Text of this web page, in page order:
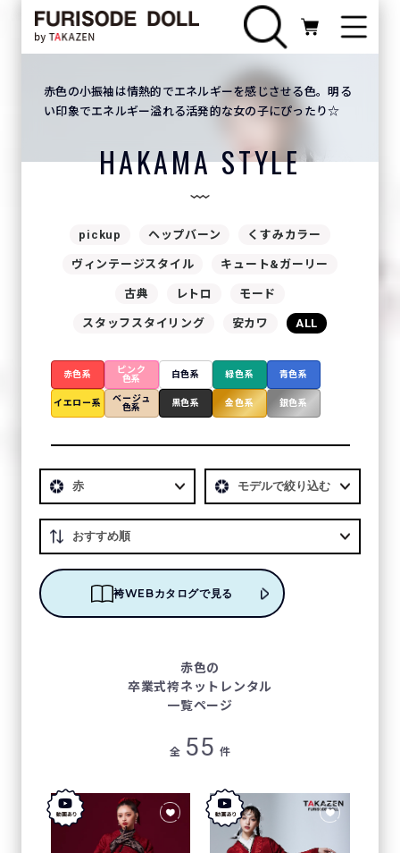
赤色の小振袖は情熱的でエネルギーを感じさせる色。明る
い印象でエネルギー溢れる活発的な女の子にぴったり☆
HAKAMA STYLE
pickup ヘップバーン くすみカラー
ヴィンテージスタイル キュート&ガーリー
古典 レトロ モード
スタッフスタイリング 安カワ ALL
赤色系
ピンク
色系
白色系 緑色系 青色系
イエロー系
ベージュ
色系
黒色系 金色系 銀色系
袴WEBカタログで見る
赤色の
卒業式袴ネットレンタル
一覧ページ
全 55 件